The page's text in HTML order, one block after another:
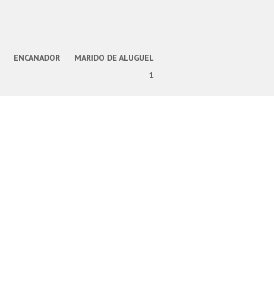
ENCANADOR
MARIDO DE ALUGUEL
1